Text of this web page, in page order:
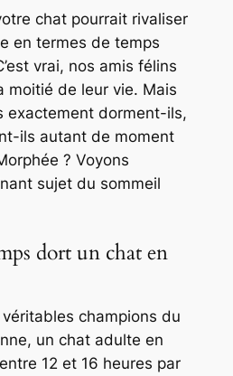
chat pourrait rivaliser
en termes de temps
vrai, nos amis félins
moitié de leur vie. Mais
exactement dorment-ils,
ils autant de moment
? Voyons
sujet du sommeil
dort un chat en
champions du
un chat adulte en
12 et 16 heures par